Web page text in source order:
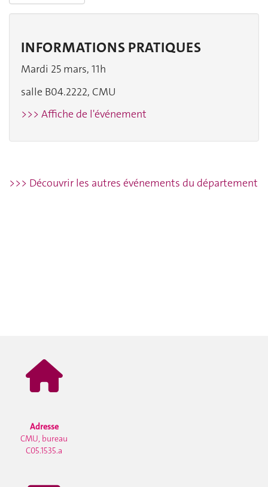
INFORMATIONS PRATIQUES
Mardi 25 mars, 11h
salle B04.2222, CMU
>>> Affiche de l'événement
>>> Découvrir les autres événements du département
Adresse
CMU, bureau
C05.1535.a